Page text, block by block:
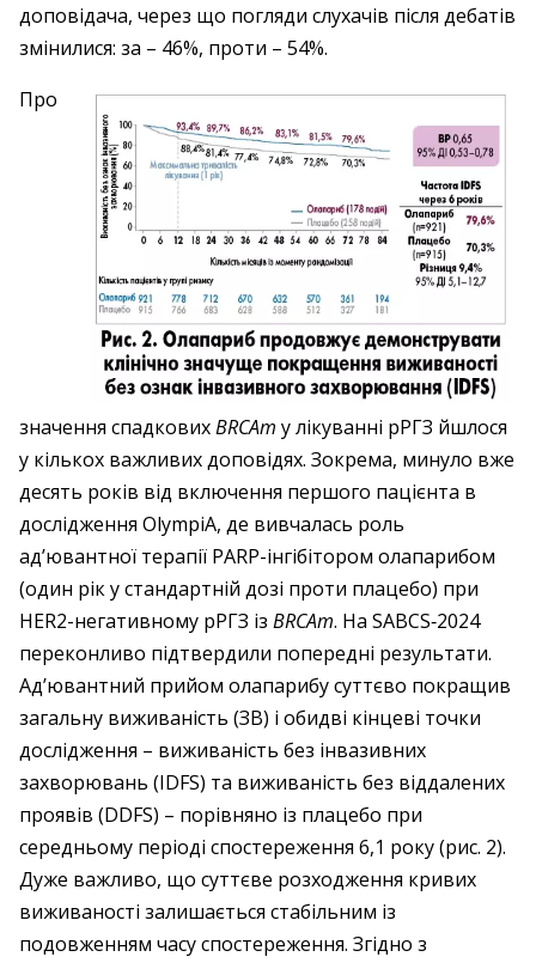
доповідача, через що погляди слухачів після дебатів
змінилися: за – 46%, проти – 54%.
Про
значення спадковихBRCAm у лікуванні рРГЗ йшлося
у кількох важливих доповідях. Зокрема, минуло вже
десять років від включення першого пацієнта в
дослідження OlympiA, де вивчалась роль
ад’ювантної терапії PARP-інгібітором олапарибом
(один рік у стандартній дозі проти плацебо) при
HER2-негативному рРГЗ із BRCAm. На SABCS‑2024
переконливо підтвердили попередні результати.
Ад’ювантний прийом олапарибу суттєво покращив
загальну виживаність (ЗВ) і обидві кінцеві точки
дослідження – виживаність без інвазивних
захворювань (IDFS) та виживаність без віддалених
проявів (DDFS) – порівняно із плацебо при
середньому періоді спостереження 6,1 року (рис. 2).
Дуже важливо, що суттєве розходження кривих
виживаності залишається стабільним із
подовженням часу спостереження. Згідно з